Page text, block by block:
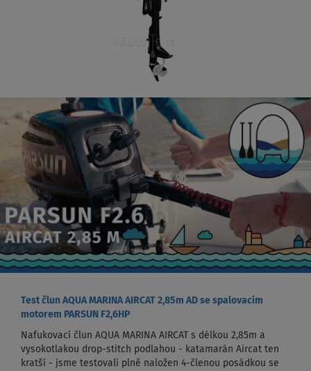
Test člun AQUA MARINA AIRCAT 2,85m AD se spalovacím
motorem PARSUN F2,6HP
Nafukovací člun AQUA MARINA AIRCAT s délkou 2,85m a
vysokotlakou drop-stitch podlahou - katamarán Aircat ten
kratší - jsme testovali plně naložen 4-členou posádkou se